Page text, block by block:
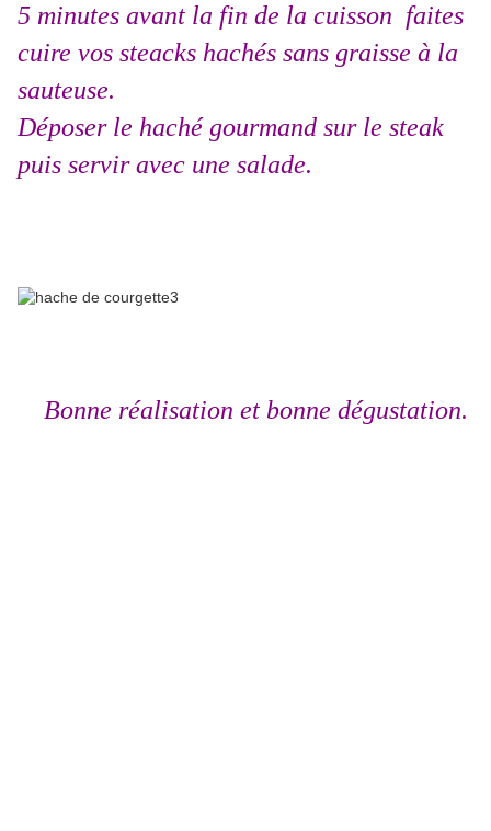
5 minutes avant la fin de la cuisson faites
cuire vos steacks hachés sans graisse à la
sauteuse.
Déposer le haché gourmand sur le steak
puis servir avec une salade.
Bonne réalisation et bonne dégustation.